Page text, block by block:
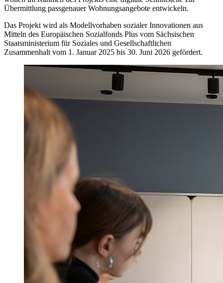
Übermittlung passgenauer Wohnungsangebote entwickeln.
Das Projekt wird als Modellvorhaben sozialer Innovationen aus
Mitteln des Europäischen Sozialfonds Plus vom Sächsischen
Staatsministerium für Soziales und Gesellschaftlichen
Zusammenhalt vom 1. Januar 2025 bis 30. Juni 2026 gefördert.